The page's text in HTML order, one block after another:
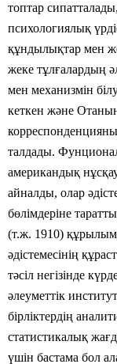
топтар
психологиялық
құндылықтар мен
жеке тұлғалардың
мен механизмін
кеткен және
талдады.
американдық
айналды, олар
бөлімдеріне
(т.ж. 1910)
әдістемесінің
тәсіл негізінде
әлеуметтік
бірліктердің
статистикалық
үшін бастама бол